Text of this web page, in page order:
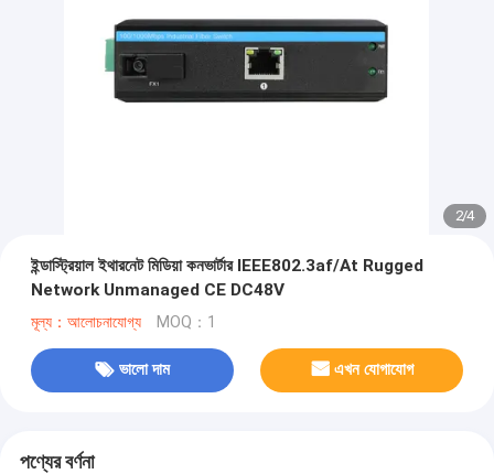
2/4
ইন্ডাস্ট্রিয়াল ইথারনেট মিডিয়া কনভার্টার IEEE802.3af/At Rugged
Network Unmanaged CE DC48V
মূল্য：আলোচনাযোগ্য MOQ：1
ভালো দাম এখন যোগাযোগ
পণ্যের বর্ণনা